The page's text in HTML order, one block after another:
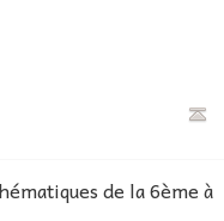
de la 6ème à